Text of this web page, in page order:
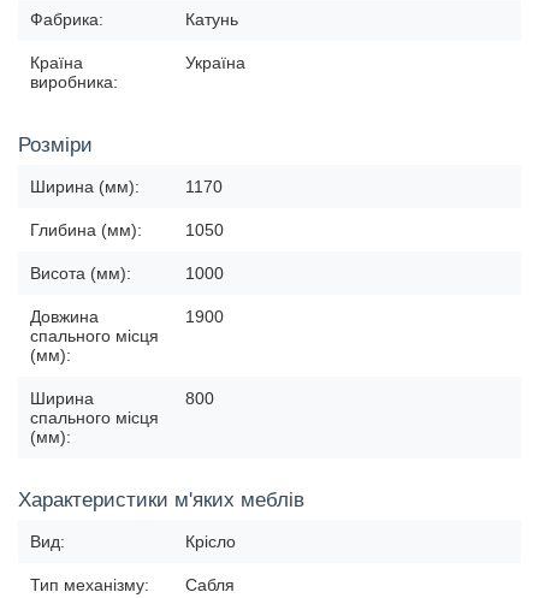
Фабрика: Катунь
Країна
виробника:
Україна
Розміри
Ширина (мм): 1170
Глибина (мм): 1050
Висота (мм): 1000
Довжина
спального місця
(мм):
1900
Ширина
спального місця
(мм):
800
Характеристики м'яких меблів
Вид: Крісло
Тип механізму: Сабля